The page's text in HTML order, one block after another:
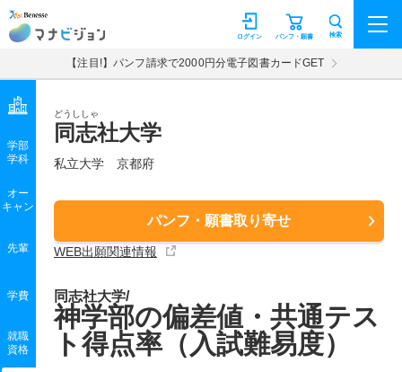
マナビジョン パンフ・願書
ログイン 検索
【注目!】パンフ請求で2000円分電子図書カードGET
どうししゃ
同志社大学
私立大学 京都府
パンフ・願書取り寄せ
WEB出願関連情報
学部
学科
オー
キャン
先輩
学費
就職
資格
同志社大学/
神学部の偏差値・共通テス
ト得点率（入試難易度）